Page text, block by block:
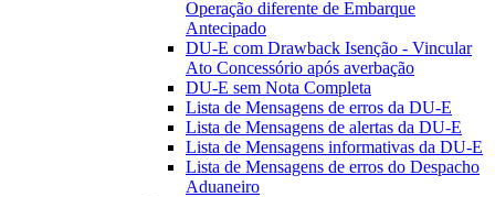
Operação diferente de Embarque
Antecipado
DU-E com Drawback Isenção - Vincular
Ato Concessório após averbação
DU-E sem Nota Completa
Lista de Mensagens de erros da DU-E
Lista de Mensagens de alertas da DU-E
Lista de Mensagens informativas da DU-E
Lista de Mensagens de erros do Despacho
Aduaneiro